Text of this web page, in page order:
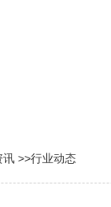
讯 >>行业动态